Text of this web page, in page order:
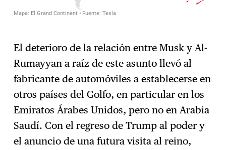
El deterioro de la relación entre Musk y Al-
Rumayyan a raíz de este asunto llevó al
fabricante de automóviles a establecerse en
otros países del Golfo, en particular en los
Emiratos Árabes Unidos, pero no en Arabia
Saudí. Con el regreso de Trump al poder y
el anuncio de una futura visita al reino,